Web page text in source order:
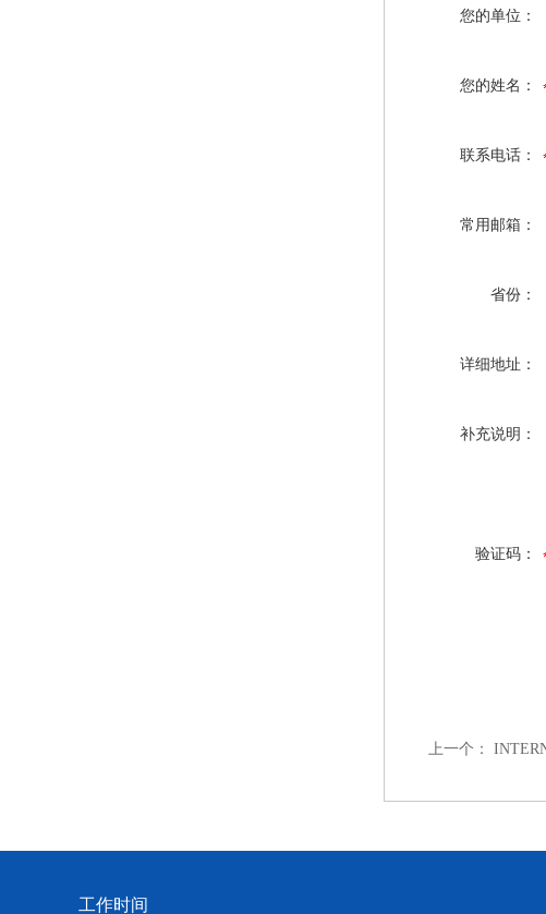
您的单位：
您的姓名：
联系电话：
常用邮箱：
省份：
详细地址：
补充说明：
验证码：
上一个：
工作时间